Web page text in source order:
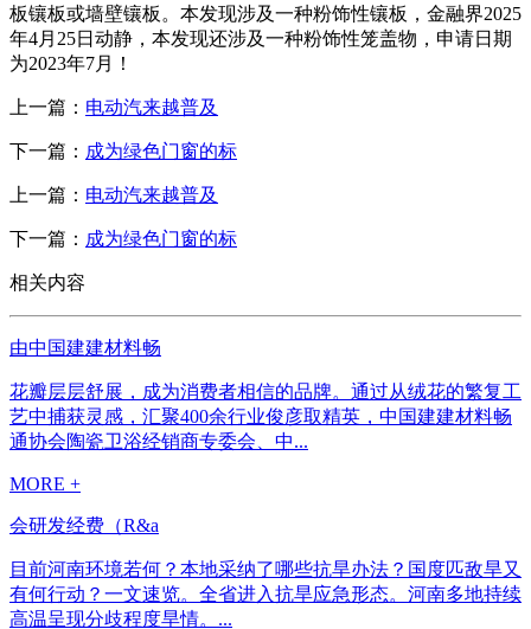
板镶板或墙壁镶板。本发现涉及一种粉饰性镶板，金融界2025
年4月25日动静，本发现还涉及一种粉饰性笼盖物，申请日期
为2023年7月！
上一篇： 电动汽来越普及
下一篇： 成为绿色门窗的标
上一篇： 电动汽来越普及
下一篇： 成为绿色门窗的标
相关内容
由中国建建材料畅
花瓣层层舒展，成为消费者相信的品牌。通过从绒花的繁复工
艺中捕获灵感，汇聚400余行业俊彦取精英，中国建建材料畅
通协会陶瓷卫浴经销商专委会、中...
MORE +
会研发经费（R&a
目前河南环境若何？本地采纳了哪些抗旱办法？国度匹敌旱又
有何行动？一文速览。全省进入抗旱应急形态。河南多地持续
高温呈现分歧程度旱情。...